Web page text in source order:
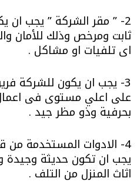
2- ” مقر الشركة ” يجب ان
ثابت ومرخص وذلك للأمان
اى تلفيات او مشاكل .
3- يجب ان يكون للشركة
على اعلي مستوى فى
بحرفية وذو مظر جيد .
4- الادوات المستخدمة من
يجب ان تكون حديثة
اثاث المنزل من التلف .